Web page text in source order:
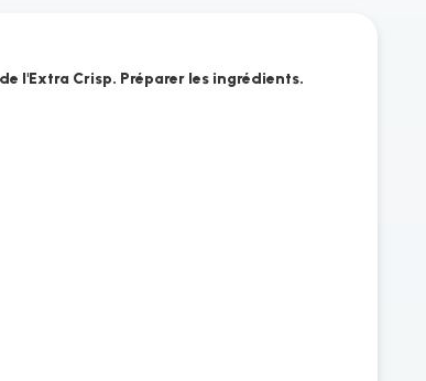
l'Extra Crisp. Préparer les ingrédients.